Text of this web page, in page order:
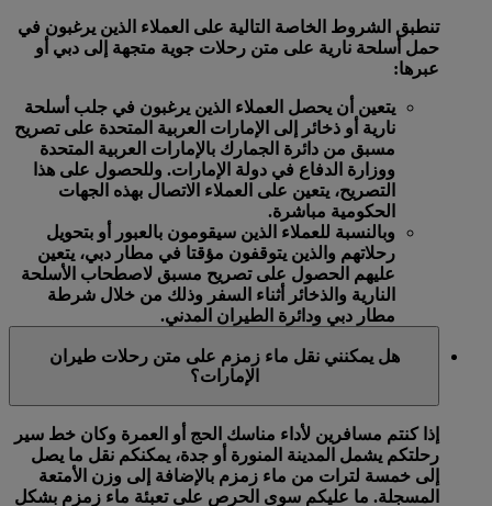
تنطبق الشروط الخاصة التالية على العملاء الذين يرغبون في
حمل أسلحة نارية على متن رحلات جوية متجهة إلى دبي أو
عبرها:
يتعين أن يحصل العملاء الذين يرغبون في جلب أسلحة
نارية أو ذخائر إلى الإمارات العربية المتحدة على تصريح
مسبق من دائرة الجمارك بالإمارات العربية المتحدة
ووزارة الدفاع في دولة الإمارات. وللحصول على هذا
التصريح، يتعين على العملاء الاتصال بهذه الجهات
الحكومية مباشرة.
وبالنسبة للعملاء الذين سيقومون بالعبور أو بتحويل
رحلاتهم والذين يتوقفون مؤقتا في مطار دبي، يتعين
عليهم الحصول على تصريح مسبق لاصطحاب الأسلحة
النارية والذخائر أثناء السفر وذلك من خلال شرطة
مطار دبي ودائرة الطيران المدني.
هل يمكنني نقل ماء زمزم على متن رحلات طيران
الإمارات؟
إذا كنتم مسافرين لأداء مناسك الحج أو العمرة وكان خط سير
رحلتكم يشمل المدينة المنورة أو جدة، يمكنكم نقل ما يصل
إلى خمسة لترات من ماء زمزم بالإضافة إلى وزن الأمتعة
المسجلة. ما عليكم سوى الحرص على تعبئة ماء زمزم بشكل